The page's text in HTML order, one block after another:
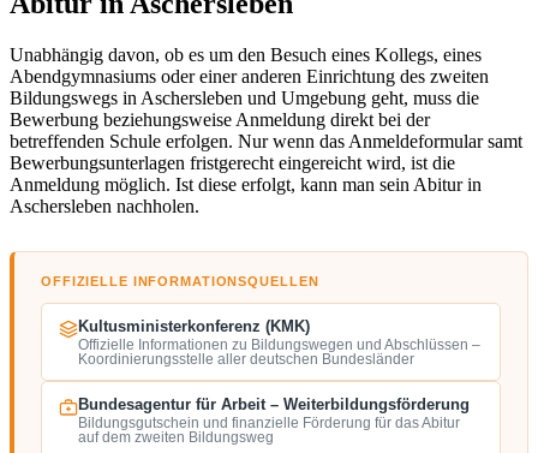
Unabhängig davon, ob es um den Besuch eines Kollegs, eines
Abendgymnasiums oder einer anderen Einrichtung des zweiten
Bildungswegs in Aschersleben und Umgebung geht, muss die
Bewerbung beziehungsweise Anmeldung direkt bei der
betreffenden Schule erfolgen. Nur wenn das Anmeldeformular samt
Bewerbungsunterlagen fristgerecht eingereicht wird, ist die
Anmeldung möglich. Ist diese erfolgt, kann man sein Abitur in
Aschersleben nachholen.
OFFIZIELLE INFORMATIONSQUELLEN
Kultusministerkonferenz (KMK)
Offizielle Informationen zu Bildungswegen und Abschlüssen –
Koordinierungsstelle aller deutschen Bundesländer
Bundesagentur für Arbeit – Weiterbildungsförderung
Bildungsgutschein und finanzielle Förderung für das Abitur
auf dem zweiten Bildungsweg